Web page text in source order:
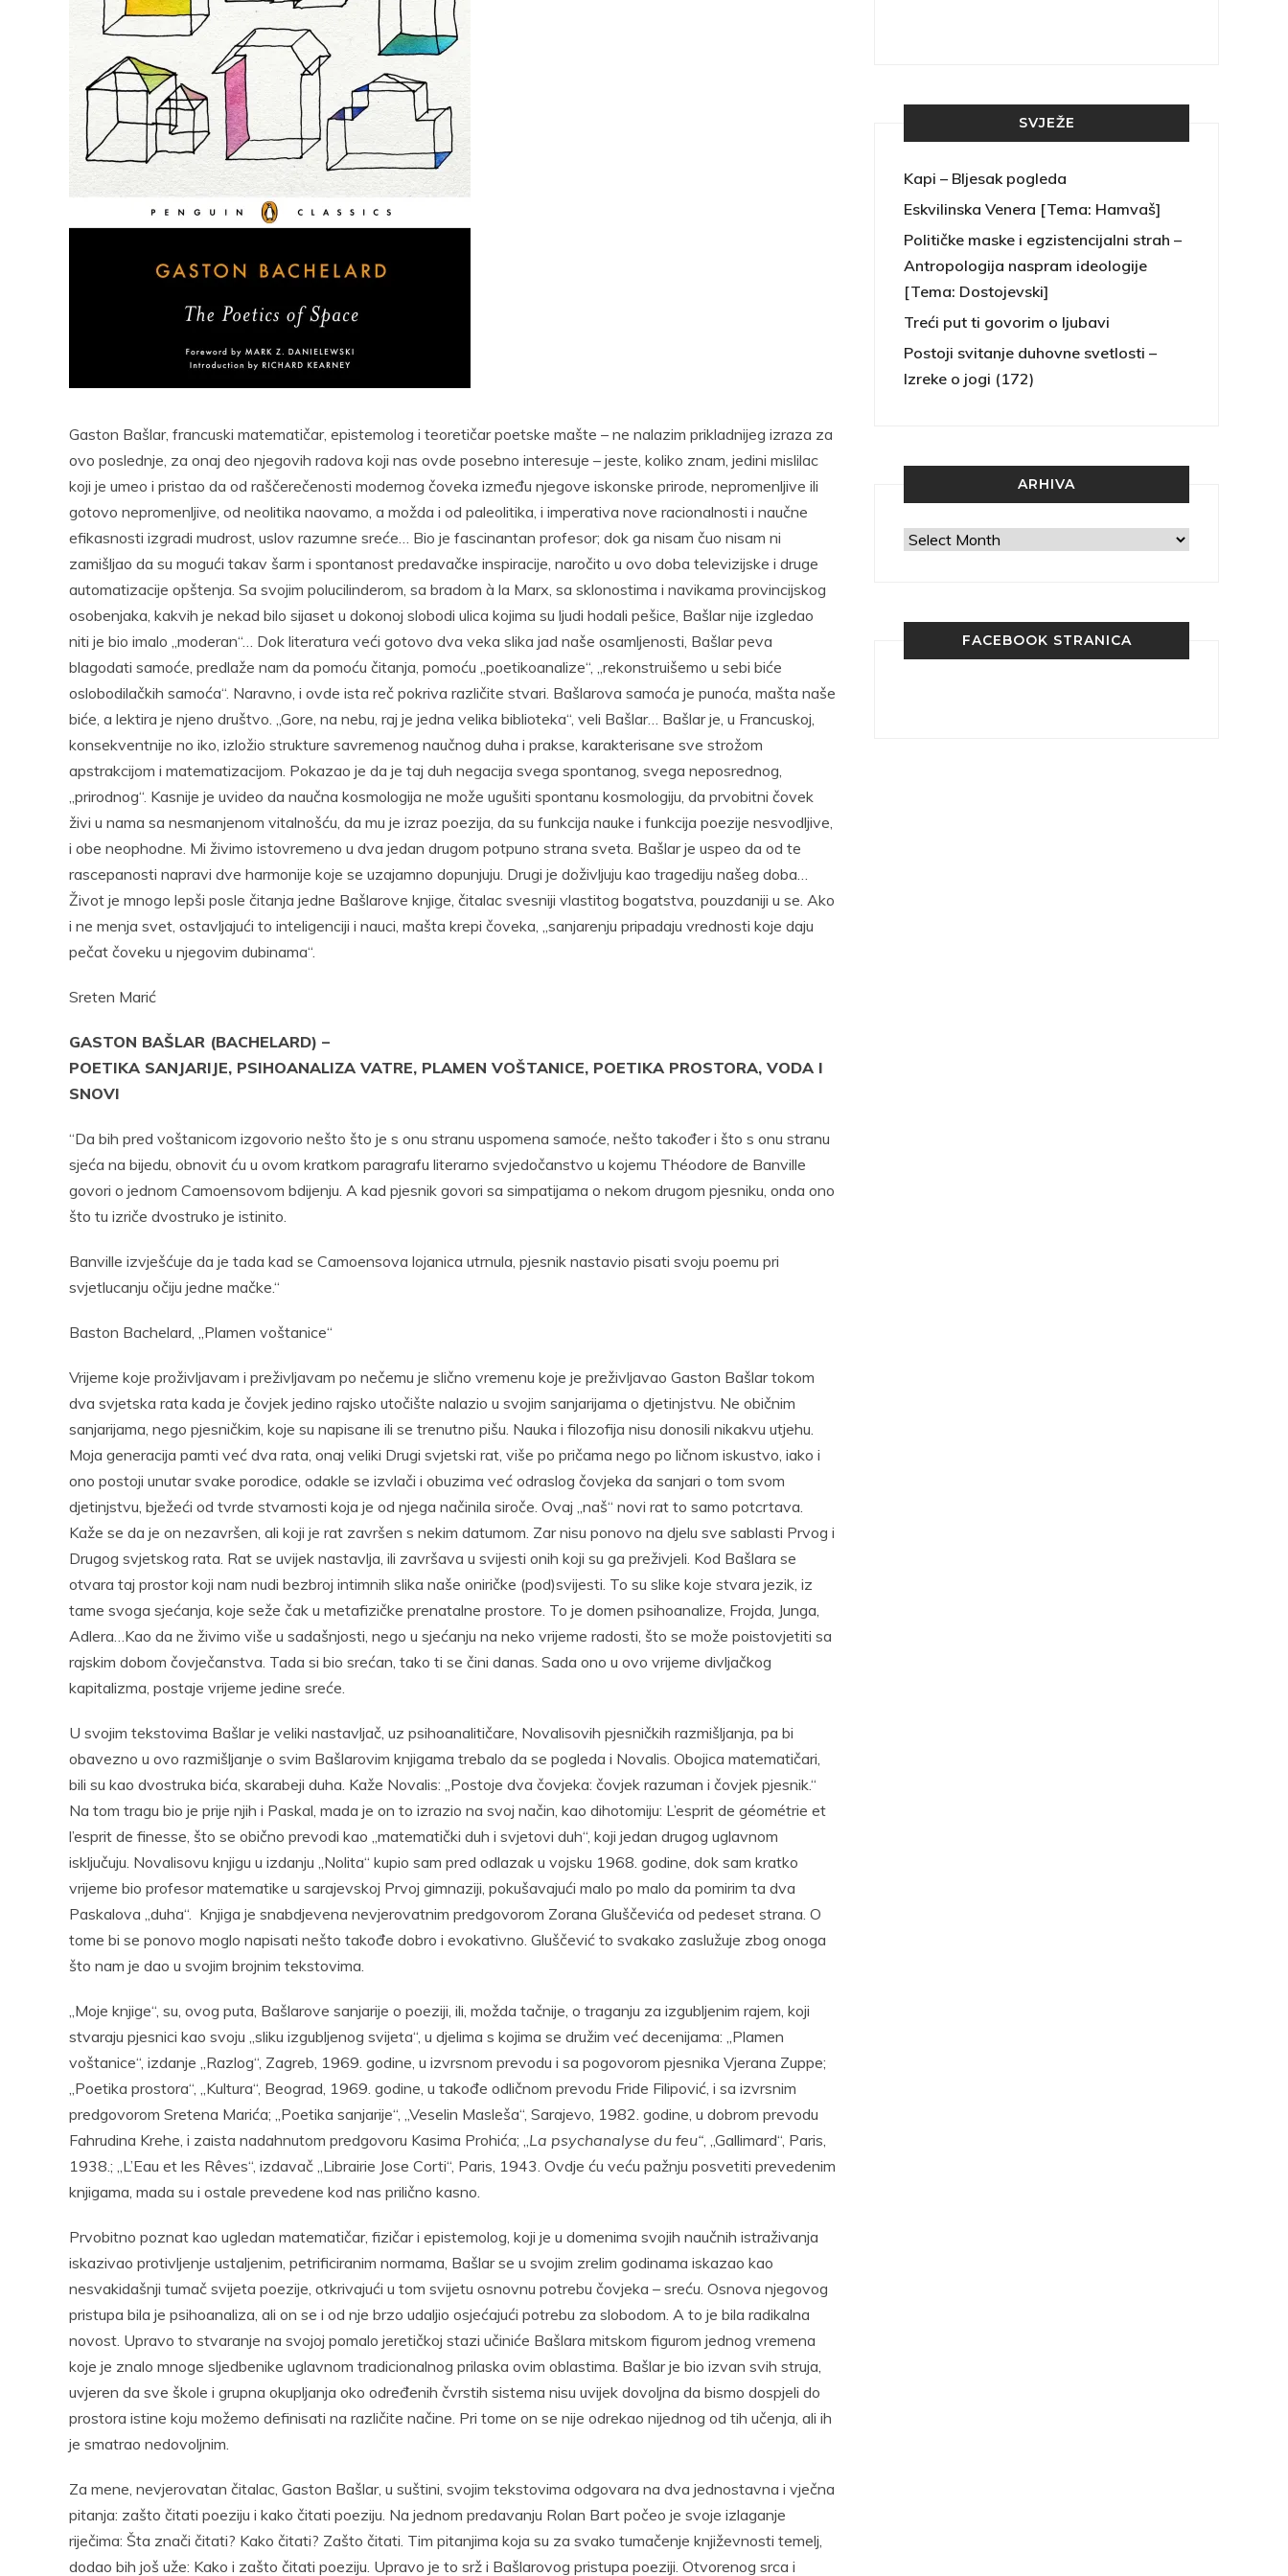
Gaston Bašlar, francuski matematičar, epistemolog i teoretičar poetske mašte – ne nalazim prikladnijeg izraza za
ovo poslednje, za onaj deo njegovih radova koji nas ovde posebno interesuje – jeste, koliko znam, jedini mislilac
koji je umeo i pristao da od raščerečenosti modernog čoveka između njegove iskonske prirode, nepromenljive ili
gotovo nepromenljive, od neolitika naovamo, a možda i od paleolitika, i imperativa nove racionalnosti i naučne
efikasnosti izgradi mudrost, uslov razumne sreće… Bio je fascinantan profesor; dok ga nisam čuo nisam ni
zamišljao da su mogući takav šarm i spontanost predavačke inspiracije, naročito u ovo doba televizijske i druge
automatizacije opštenja. Sa svojim polucilinderom, sa bradom à la Marx, sa sklonostima i navikama provincijskog
osobenjaka, kakvih je nekad bilo sijaset u dokonoj slobodi ulica kojima su ljudi hodali pešice, Bašlar nije izgledao
niti je bio imalo „moderan“… Dok literatura veći gotovo dva veka slika jad naše osamljenosti, Bašlar peva
blagodati samoće, predlaže nam da pomoću čitanja, pomoću „poetikoanalize“, „rekonstruišemo u sebi biće
oslobodilačkih samoća“. Naravno, i ovde ista reč pokriva različite stvari. Bašlarova samoća je punoća, mašta naše
biće, a lektira je njeno društvo. „Gore, na nebu, raj je jedna velika biblioteka“, veli Bašlar… Bašlar je, u Francuskoj,
konsekventnije no iko, izložio strukture savremenog naučnog duha i prakse, karakterisane sve strožom
apstrakcijom i matematizacijom. Pokazao je da je taj duh negacija svega spontanog, svega neposrednog,
„prirodnog“. Kasnije je uvideo da naučna kosmologija ne može ugušiti spontanu kosmologiju, da prvobitni čovek
živi u nama sa nesmanjenom vitalnošću, da mu je izraz poezija, da su funkcija nauke i funkcija poezije nesvodljive,
i obe neophodne. Mi živimo istovremeno u dva jedan drugom potpuno strana sveta. Bašlar je uspeo da od te
rascepanosti napravi dve harmonije koje se uzajamno dopunjuju. Drugi je doživljuju kao tragediju našeg doba…
Život je mnogo lepši posle čitanja jedne Bašlarove knjige, čitalac svesniji vlastitog bogatstva, pouzdaniji u se. Ako
i ne menja svet, ostavljajući to inteligenciji i nauci, mašta krepi čoveka, „sanjarenju pripadaju vrednosti koje daju
pečat čoveku u njegovim dubinama“.
Sreten Marić
GASTON BAŠLAR (BACHELARD) –
POETIKA SANJARIJE, PSIHOANALIZA VATRE, PLAMEN VOŠTANICE, POETIKA PROSTORA, VODA I
SNOVI
“Da bih pred voštanicom izgovorio nešto što je s onu stranu uspomena samoće, nešto također i što s onu stranu
sjeća na bijedu, obnovit ću u ovom kratkom paragrafu literarno svjedočanstvo u kojemu Théodore de Banville
govori o jednom Camoensovom bdijenju. A kad pjesnik govori sa simpatijama o nekom drugom pjesniku, onda ono
što tu izriče dvostruko je istinito.
Banville izvješćuje da je tada kad se Camoensova lojanica utrnula, pjesnik nastavio pisati svoju poemu pri
svjetlucanju očiju jedne mačke.“
Baston Bachelard, „Plamen voštanice“
Vrijeme koje proživljavam i preživljavam po nečemu je slično vremenu koje je preživljavao Gaston Bašlar tokom
dva svjetska rata kada je čovjek jedino rajsko utočište nalazio u svojim sanjarijama o djetinjstvu. Ne običnim
sanjarijama, nego pjesničkim, koje su napisane ili se trenutno pišu. Nauka i filozofija nisu donosili nikakvu utjehu.
Moja generacija pamti već dva rata, onaj veliki Drugi svjetski rat, više po pričama nego po ličnom iskustvo, iako i
ono postoji unutar svake porodice, odakle se izvlači i obuzima već odraslog čovjeka da sanjari o tom svom
djetinjstvu, bježeći od tvrde stvarnosti koja je od njega načinila siroče. Ovaj „naš“ novi rat to samo potcrtava.
Kaže se da je on nezavršen, ali koji je rat završen s nekim datumom. Zar nisu ponovo na djelu sve sablasti Prvog i
Drugog svjetskog rata. Rat se uvijek nastavlja, ili završava u svijesti onih koji su ga preživjeli. Kod Bašlara se
otvara taj prostor koji nam nudi bezbroj intimnih slika naše oniričke (pod)svijesti. To su slike koje stvara jezik, iz
tame svoga sjećanja, koje seže čak u metafizičke prenatalne prostore. To je domen psihoanalize, Frojda, Junga,
Adlera…Kao da ne živimo više u sadašnjosti, nego u sjećanju na neko vrijeme radosti, što se može poistovjetiti sa
rajskim dobom čovječanstva. Tada si bio srećan, tako ti se čini danas. Sada ono u ovo vrijeme divljačkog
kapitalizma, postaje vrijeme jedine sreće.
U svojim tekstovima Bašlar je veliki nastavljač, uz psihoanalitičare, Novalisovih pjesničkih razmišljanja, pa bi
obavezno u ovo razmišljanje o svim Bašlarovim knjigama trebalo da se pogleda i Novalis. Obojica matematičari,
bili su kao dvostruka bića, skarabeji duha. Kaže Novalis: „Postoje dva čovjeka: čovjek razuman i čovjek pjesnik.“
Na tom tragu bio je prije njih i Paskal, mada je on to izrazio na svoj način, kao dihotomiju: L’esprit de géométrie et
l’esprit de finesse, što se obično prevodi kao „matematički duh i svjetovi duh“, koji jedan drugog uglavnom
isključuju. Novalisovu knjigu u izdanju „Nolita“ kupio sam pred odlazak u vojsku 1968. godine, dok sam kratko
vrijeme bio profesor matematike u sarajevskoj Prvoj gimnaziji, pokušavajući malo po malo da pomirim ta dva
Paskalova „duha“. Knjiga je snabdjevena nevjerovatnim predgovorom Zorana Gluščevića od pedeset strana. O
tome bi se ponovo moglo napisati nešto takođe dobro i evokativno. Gluščević to svakako zaslužuje zbog onoga
što nam je dao u svojim brojnim tekstovima.
„Moje knjige“, su, ovog puta, Bašlarove sanjarije o poeziji, ili, možda tačnije, o traganju za izgubljenim rajem, koji
stvaraju pjesnici kao svoju „sliku izgubljenog svijeta“, u djelima s kojima se družim već decenijama: „Plamen
voštanice“, izdanje „Razlog“, Zagreb, 1969. godine, u izvrsnom prevodu i sa pogovorom pjesnika Vjerana Zuppe;
„Poetika prostora“, „Kultura“, Beograd, 1969. godine, u takođe odličnom prevodu Fride Filipović, i sa izvrsnim
predgovorom Sretena Marića; „Poetika sanjarije“, „Veselin Masleša“, Sarajevo, 1982. godine, u dobrom prevodu
Fahrudina Krehe, i zaista nadahnutom predgovoru Kasima Prohića; „La psychanalyse du feu“, „Gallimard“, Paris,
1938.; „L’Eau et les Rêves“, izdavač „Librairie Jose Corti“, Paris, 1943. Ovdje ću veću pažnju posvetiti prevedenim
knjigama, mada su i ostale prevedene kod nas prilično kasno.
Prvobitno poznat kao ugledan matematičar, fizičar i epistemolog, koji je u domenima svojih naučnih istraživanja
iskazivao protivljenje ustaljenim, petrificiranim normama, Bašlar se u svojim zrelim godinama iskazao kao
nesvakidašnji tumač svijeta poezije, otkrivajući u tom svijetu osnovnu potrebu čovjeka – sreću. Osnova njegovog
pristupa bila je psihoanaliza, ali on se i od nje brzo udaljio osjećajući potrebu za slobodom. A to je bila radikalna
novost. Upravo to stvaranje na svojoj pomalo jeretičkoj stazi učiniće Bašlara mitskom figurom jednog vremena
koje je znalo mnoge sljedbenike uglavnom tradicionalnog prilaska ovim oblastima. Bašlar je bio izvan svih struja,
uvjeren da sve škole i grupna okupljanja oko određenih čvrstih sistema nisu uvijek dovoljna da bismo dospjeli do
prostora istine koju možemo definisati na različite načine. Pri tome on se nije odrekao nijednog od tih učenja, ali ih
je smatrao nedovoljnim.
Za mene, nevjerovatan čitalac, Gaston Bašlar, u suštini, svojim tekstovima odgovara na dva jednostavna i vječna
pitanja: zašto čitati poeziju i kako čitati poeziju. Na jednom predavanju Rolan Bart počeo je svoje izlaganje
riječima: Šta znači čitati? Kako čitati? Zašto čitati. Tim pitanjima koja su za svako tumačenje književnosti temelj,
dodao bih još uže: Kako i zašto čitati poeziju. Upravo je to srž i Bašlarovog pristupa poeziji. Otvorenog srca i
Pocket
SVJEŽE
Kapi – Bljesak pogleda
Eskvilinska Venera [Tema: Hamvaš]
Političke maske i egzistencijalni strah –
Antropologija naspram ideologije
[Tema: Dostojevski]
Treći put ti govorim o ljubavi
Postoji svitanje duhovne svetlosti –
Izreke o jogi (172)
ARHIVA
Arhiva
FACEBOOK STRANICA